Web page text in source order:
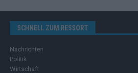
SCHNELL ZUM RESSORT
Nachrichten
Politik
Wirtschaft